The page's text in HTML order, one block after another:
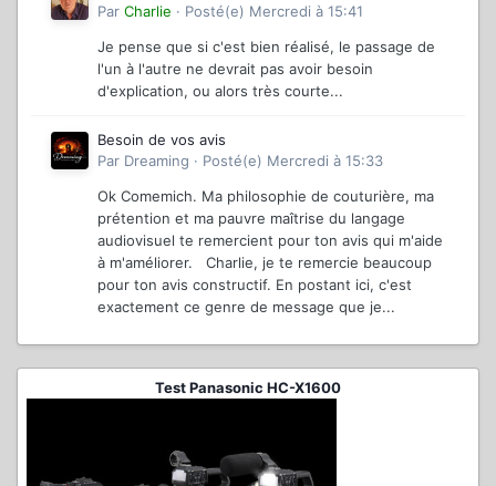
Par Charlie · Posté(e) Mercredi à 15:41
Je pense que si c'est bien réalisé, le passage de
l'un à l'autre ne devrait pas avoir besoin
d'explication, ou alors très courte...
Besoin de vos avis
Par Dreaming · Posté(e) Mercredi à 15:33
Ok Comemich. Ma philosophie de couturière, ma
prétention et ma pauvre maîtrise du langage
audiovisuel te remercient pour ton avis qui m'aide
à m'améliorer. Charlie, je te remercie beaucoup
pour ton avis constructif. En postant ici, c'est
exactement ce genre de message que je...
Test Panasonic HC-X1600